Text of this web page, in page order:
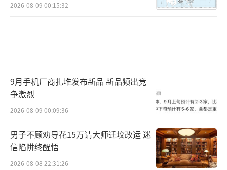
2026-08-09 00:15:32
9月手机厂商扎堆发布新品 新品频出竞
争激烈
2026-08-09 00:09:36
男子不顾劝导花15万请大师迁坟改运 迷
信陷阱终醒悟
2026-08-08 22:31:26